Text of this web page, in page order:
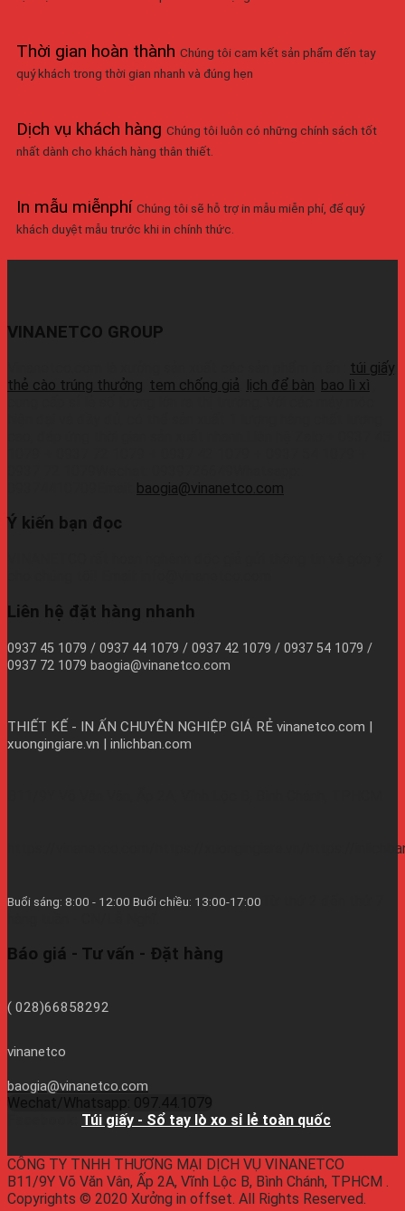
Thời gian hoàn thành Chúng tôi cam kết sản phẩm đến tay
quý khách trong thời gian nhanh và đúng hẹn
Dịch vụ khách hàng Chúng tôi luôn có những chính sách tốt
nhất dành cho khách hàng thân thiết.
In mẫu miễnphí Chúng tôi sẽ hỗ trợ in mẫu miễn phí, để quý
khách duyệt mẫu trước khi in chính thức.
VINANETCO GROUP
túi giấy
thẻ cào trúng thưởng tem chống giả lịch để bàn bao lì xì
baogia@vinanetco.com
Ý kiến bạn đọc
Liên hệ đặt hàng nhanh
0937 45 1079 / 0937 44 1079 / 0937 42 1079 / 0937 54 1079 /
0937 72 1079 baogia@vinanetco.com
THIẾT KẾ - IN ẤN CHUYÊN NGHIỆP GIÁ RẺ vinanetco.com |
xuongingiare.vn | inlichban.com
https://vinanetco.com/https://xuongingiare.vn/https://
Buổi sáng: 8:00 - 12:00 Buổi chiều: 13:00-17:00
Báo giá - Tư vấn - Đặt hàng
( 028)66858292
vinanetco
baogia@vinanetco.com
Wechat/Whatsapp: 097.44.1079
Túi giấy - Sổ tay lò xo sỉ lẻ toàn quốc
CÔNG TY TNHH THƯƠNG MẠI DỊCH VỤ VINANETCO
B11/9Y Võ Văn Vân, Ấp 2A, Vĩnh Lộc B, Bình Chánh, TPHCM .
Copyrights © 2020 Xưởng in offset. All Rights Reserved.